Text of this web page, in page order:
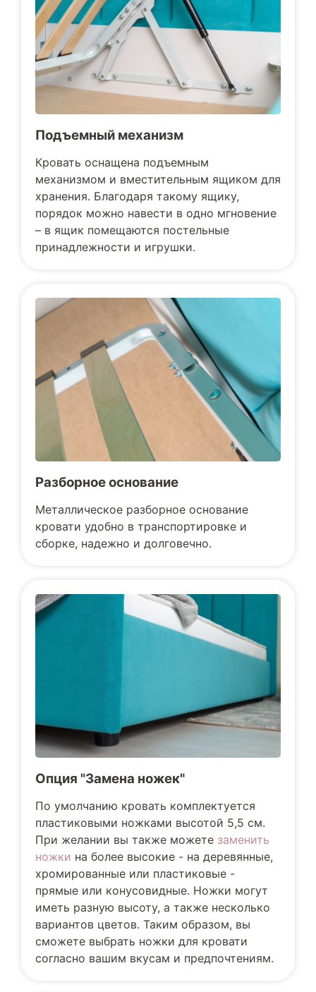
Подъемный механизм
Кровать оснащена подъемным
механизмом и вместительным ящиком для
хранения. Благодаря такому ящику,
порядок можно навести в одно мгновение
– в ящик помещаются постельные
принадлежности и игрушки.
Разборное основание
Металлическое разборное основание
кровати удобно в транспортировке и
сборке, надежно и долговечно.
Опция "Замена ножек"
По умолчанию кровать комплектуется
пластиковыми ножками высотой 5,5 см.
При желании вы также можете заменить
ножки на более высокие - на деревянные,
хромированные или пластиковые -
прямые или конусовидные. Ножки могут
иметь разную высоту, а также несколько
вариантов цветов. Таким образом, вы
сможете выбрать ножки для кровати
согласно вашим вкусам и предпочтениям.